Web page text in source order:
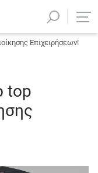
Επιχειρήσεων!
top